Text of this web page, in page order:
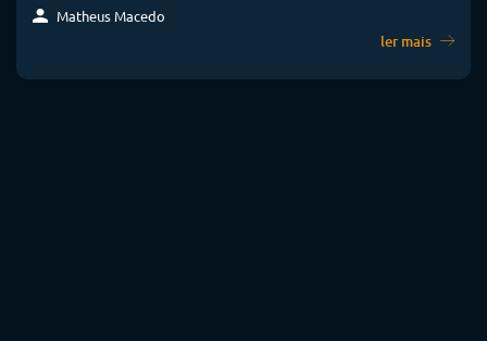
Matheus Macedo
ler mais